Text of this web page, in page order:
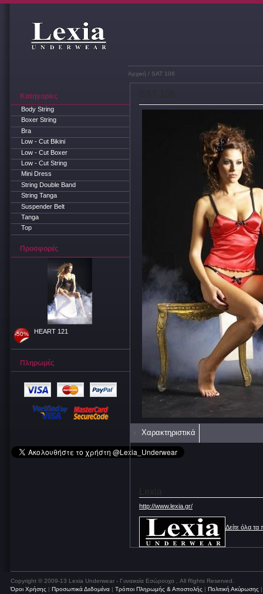
Αρχική / SAT 106
Κατηγορίες
Body String
Boxer String
Bra
Low - Cut Bikini
Low - Cut Boxer
Low - Cut String
Mini Dress
String Double Band
String Tanga
Suspender Belt
Tanga
Top
Προσφορές
-50% HEART 121
Πληρωμές
Χαρακτηριστικά
http://www.lexia.gr/
Δείτε όλα τα
Copyright © 2009-13 Lexia Underwear - Γυναικεία Εσώρουχα , All Rights Reserved.
Όροι Χρήσης | Προσωπικά Δεδομένα | Τρόποι Πληρωμής & Αποστολής | Πολιτική Ακύρωσης